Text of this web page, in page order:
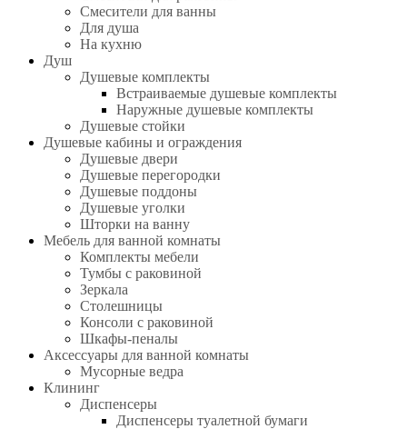
Смесители для ванны
Для душа
На кухню
Душ
Душевые комплекты
Встраиваемые душевые комплекты
Наружные душевые комплекты
Душевые стойки
Душевые кабины и ограждения
Душевые двери
Душевые перегородки
Душевые поддоны
Душевые уголки
Шторки на ванну
Мебель для ванной комнаты
Комплекты мебели
Тумбы с раковиной
Зеркала
Столешницы
Консоли с раковиной
Шкафы-пеналы
Аксессуары для ванной комнаты
Мусорные ведра
Клининг
Диспенсеры
Диспенсеры туалетной бумаги